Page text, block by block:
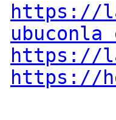
https://
https://
https://